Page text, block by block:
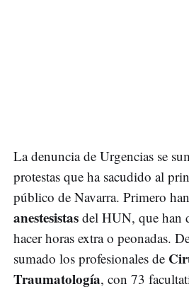
La denuncia de Urgencias se
protestas que ha sacudido al
público de Navarra. Primero
anestesistas del HUN, que han
hacer horas extra o peonadas.
sumado los profesionales de
Traumatología, con 73